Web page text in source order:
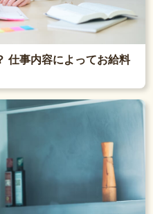
仕事内容によってお給料